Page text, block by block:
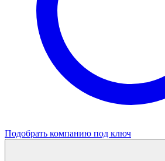
Подобрать компанию под ключ